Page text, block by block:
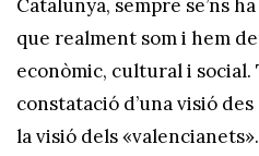
Catalunya, sempre se’ns
que realment som i hem
econòmic, cultural i social.
constatació d’una visió
la visió dels